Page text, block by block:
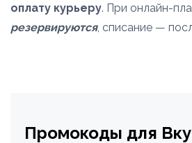
оплату курьеру. При онлайн-
резервируются, списание —
Промокоды для